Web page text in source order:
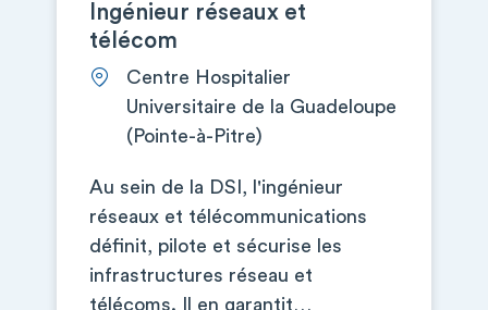
Ingénieur réseaux et
télécom
Centre Hospitalier
Universitaire de la Guadeloupe
(Pointe-à-Pitre)
Au sein de la DSI, l'ingénieur
réseaux et télécommunications
définit, pilote et sécurise les
infrastructures réseau et
télécoms. Il en garantit…